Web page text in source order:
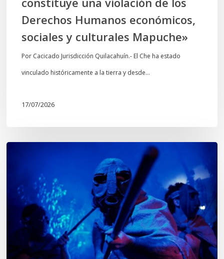
económicos,
sociales
culturales
Mapuche»
Derechos Humanos económicos,
sociales y culturales Mapuche»
Por Cacicado Jurisdicción Quilacahuín.- El Che ha estado
vinculado históricamente a la tierra y desde…
17/07/2026
tiempos
Wiñoy
Tripantü,
KOLLONG